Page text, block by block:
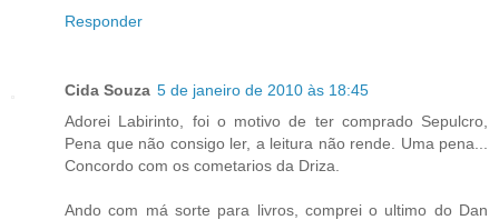
Responder
Cida Souza 5 de janeiro de 2010 às 18:45
Adorei Labirinto, foi o motivo de ter comprado Sepulcro,
Pena que não consigo ler, a leitura não rende. Uma pena...
Concordo com os cometarios da Driza.
Ando com má sorte para livros, comprei o ultimo do Dan